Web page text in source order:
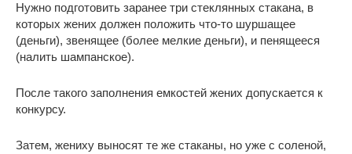
Нужно подготовить заранее три стеклянных стакана, в
которых жених должен положить что-то шуршащее
(деньги), звенящее (более мелкие деньги), и пенящееся
(налить шампанское).
После такого заполнения емкостей жених допускается к
конкурсу.
Затем, жениху выносят те же стаканы, но уже с соленой,